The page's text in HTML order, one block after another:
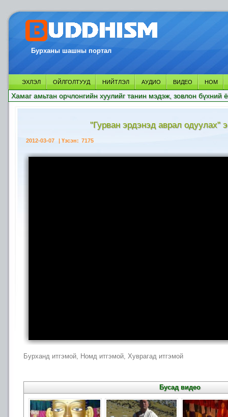
Бурханы шашны портал
ЭХЛЭЛ ОЙЛГОЛТУУД НИЙТЛЭЛ АУДИО ВИДЕО НОМ
Хамаг амьтан орчлонгийн хуулийг танин мэдэж, зовлон бүхний
"Гурван эрдэнэд аврал одуулах"
2012-03-07 | Үзсэн: 7175
Бурханд итгэмой, Номд итгэмой, Хуврагад итгэмой
Бусад видео